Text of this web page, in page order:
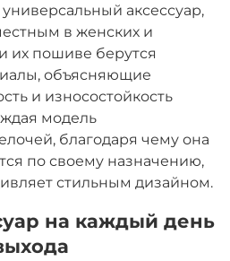
аксессуар,
в женских и
их пошиве берутся
объясняющие
и износостойкость
модель
благодаря чему она
по своему назначению,
стильным дизайном.
на каждый день